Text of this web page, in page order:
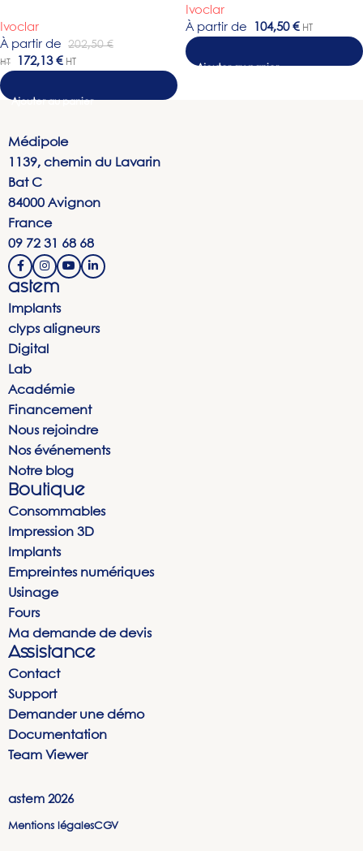
Ivoclar
À partir de
202,50€
HT 172,13 € HT
Ivoclar
À partir de
104,50 € HT
Médipole
1139, chemin du Lavarin
Bat C
84000 Avignon
France
09 72 31 68 68
astem
Implants
clyps aligneurs
Digital
Lab
Académie
Financement
Nous rejoindre
Nos événements
Notre blog
Boutique
Consommables
Impression 3D
Implants
Empreintes numériques
Usinage
Fours
Ma demande de devis
Assistance
Contact
Support
Demander une démo
Documentation
Team Viewer
astem 2026
Mentions légalesCGV